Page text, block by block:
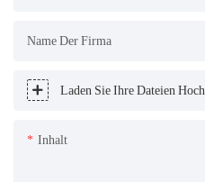
Name Der Firma
Laden Sie Ihre Dateien Hoch
Inhalt